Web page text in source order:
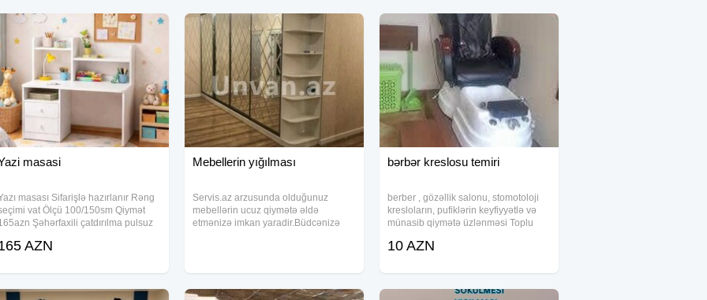
masasi
masası Sifarişlə hazırlanır Rəng
vat Ölçü 100/150sm Qiymət
Şəhərfaxili çatdırılma pulsuz
AZN
Mebellerin yığılması
Servis.az arzusunda olduğunuz
mebellərin ucuz qiymətə əldə
etmənizə imkan yaradir.Büdcənizə
DƏHLİZ
bərbər kreslosu temiri
berber , gözəllik salonu, stomotoloji
kresloların, pufiklərin keyfiyyətlə və
münasib qiymətə üzlənməsi Toplu
10 AZN